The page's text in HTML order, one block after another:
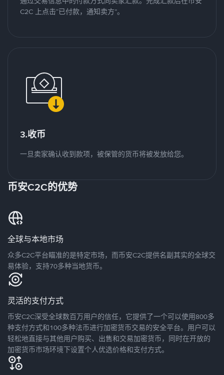
C2C 上点击“已付款，通知卖方”。
3.收币
一旦卖家确认收到款项，被保管的货币将被发放给您。
币安C2C的优势
全球与本地市场
众多C2C平台瞄准的是特定市场，而币安C2C提供名副其实的全球交
易体验，支持70多种当地货币。
灵活的支付方式
币安C2C深受全球数百万用户的信任，它提供了一个可以使用800多
种支付方式和100多种法币进行加密货币交易的安全平台。用户可以
轻松地直接与其他用户购买、出售和交易加密货币，同时在开放的
加密货币市场环境下设置个人优选价格和支付方式。